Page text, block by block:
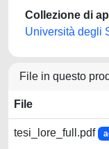
Collezione di
Università degli
File in questo
File
tesi_lore_full.pdf